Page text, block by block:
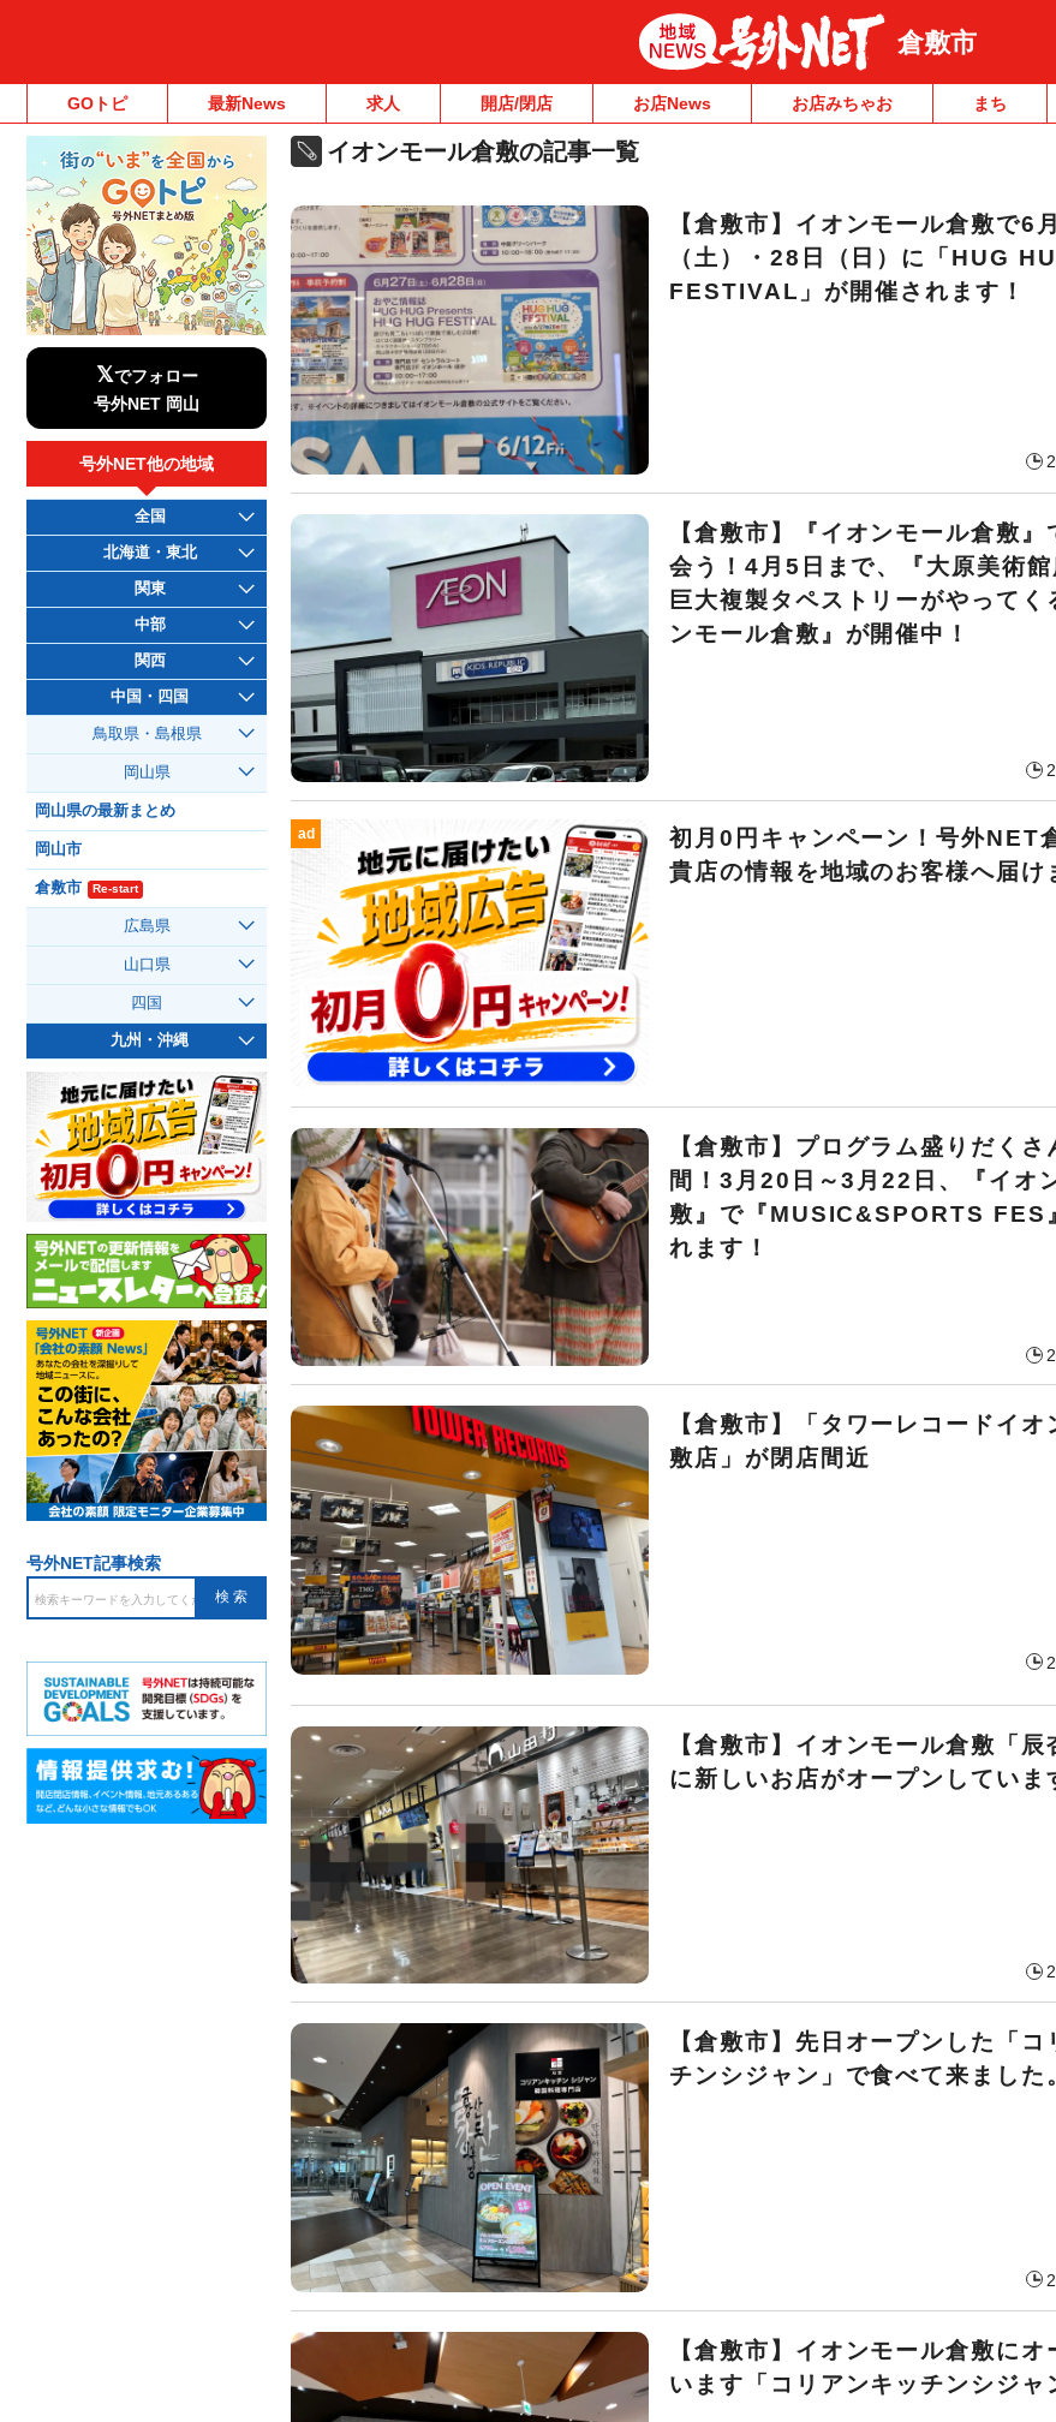
倉敷市
GOトピ 最新News 求人 開店/閉店 お店News お店みちゃお まち
イオンモール倉敷の記事一覧
【倉敷市】イオンモール倉敷で6
（土）・28日（日）に「HUG
FESTIVAL」が開催されます！
【倉敷市】『イオンモール倉敷』
会う！4月5日まで、『大原美術
巨大複製タペストリーがやって
ンモール倉敷』が開催中！
ad
初月0円キャンペーン！号外NET
貴店の情報を地域のお客様へ届け
【倉敷市】プログラム盛りだくさ
間！3月20日～3月22日、『イオ
敷』で『MUSIC&SPORTS FES
れます！
【倉敷市】「タワーレコードイオ
敷店」が閉店間近
【倉敷市】イオンモール倉敷「辰
に新しいお店がオープンしていま
【倉敷市】先日オープンした「コ
チンシジャン」で食べて来ました
【倉敷市】イオンモール倉敷にオ
います「コリアンキッチンシジャ
𝕏でフォロー
号外NET 岡山
号外NET他の地域
全国
北海道・東北
関東
中部
関西
中国・四国
鳥取県・島根県
岡山県
岡山県の最新まとめ
岡山市
倉敷市 Re-start
広島県
山口県
四国
九州・沖縄
号外NET記事検索